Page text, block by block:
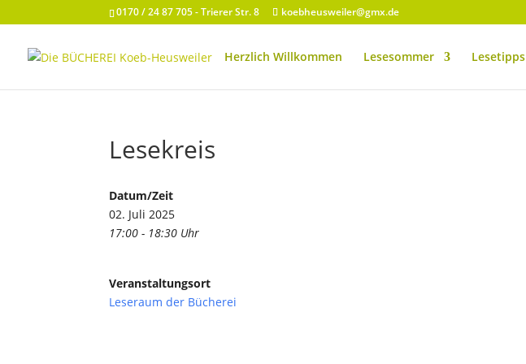
0170 / 24 87 705 - Trierer Str. 8 koebheusweiler@gmx.de
Herzlich Willkommen Lesesommer Lesetipps
Lesekreis
Datum/Zeit
02. Juli 2025
17:00 - 18:30 Uhr
Veranstaltungsort
Leseraum der Bücherei